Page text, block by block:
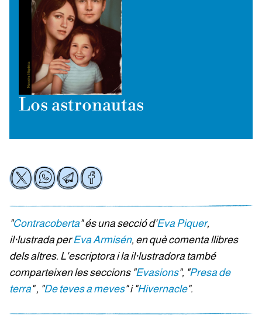
Los astronautas
"Contracoberta" és una secció d'Eva Piquer,
il·lustrada perEva Armisén, en què comenta llibres
dels altres. L'escriptora i la il·lustradora també
comparteixen les seccions "Evasions", "Presa de
terra" , "De teves a meves" i "Hivernacle".